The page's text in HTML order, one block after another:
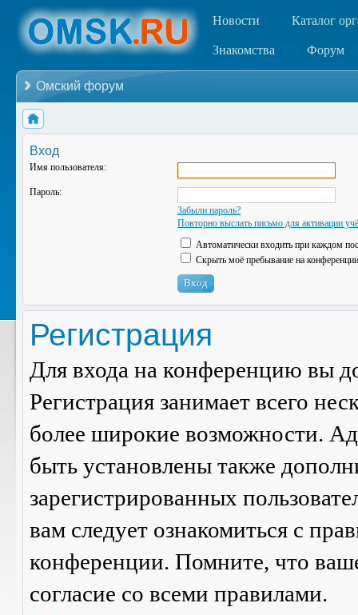
Новости Каталог
Знакомства Форум
Омский форум
Вход
Имя пользователя:
Пароль:
Забыли пароль?
Повторно выслать письмо для активации
Автоматически входить при каждом
Скрыть моё пребывание на
Регистрация
Для входа на конференцию вы
Регистрация занимает всего
более широкие возможности.
быть установлены также
зарегистрированных
вам следует ознакомиться с
конференции. Помните, что
согласие со всеми правилами.